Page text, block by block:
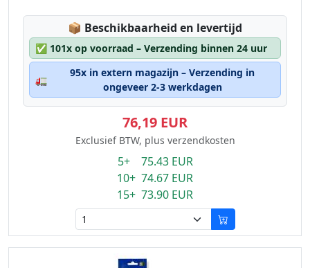
📦 Lagerstatus:
Beschikbaarheid en levertijd
✅ 101x op voorraad – Verzending binnen 24 uur
🚛
95x in extern magazijn – Verzending in
ongeveer 2-3 werkdagen
76,19 EUR
Exclusief BTW, plus verzendkosten
5+ 75.43 EUR
10+ 74.67 EUR
15+ 73.90 EUR